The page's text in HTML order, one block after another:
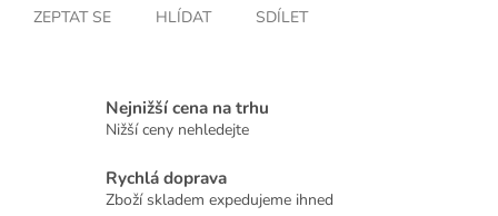
ZEPTAT SE HLÍDAT SDÍLET
Nejnižší cena na trhu
Nižší ceny nehledejte
Rychlá doprava
Zboží skladem expedujeme ihned